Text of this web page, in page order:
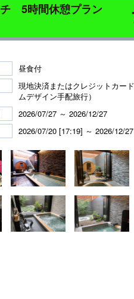
5時間休憩プラン
昼食付
現地決済またはクレジットカー
ムデザイン手配旅行）
2026/07/27 ～ 2026/12/27
2026/07/20 [17:19] ～ 2026/12/